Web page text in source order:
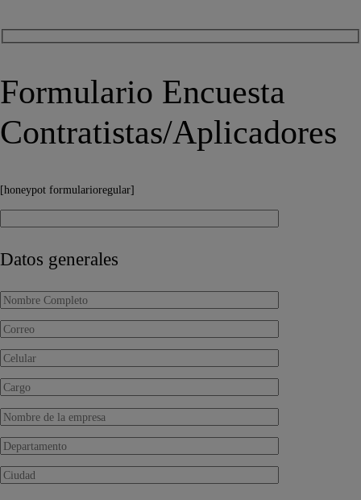
Formulario Encuesta
Contratistas/Aplicadores
[honeypot formularioregular]
Datos generales